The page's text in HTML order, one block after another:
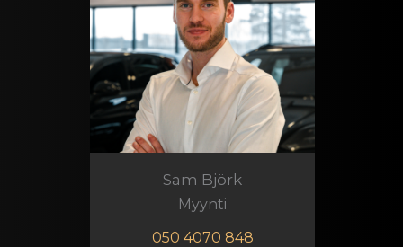
Sam Björk
Myynti
050 4070 848